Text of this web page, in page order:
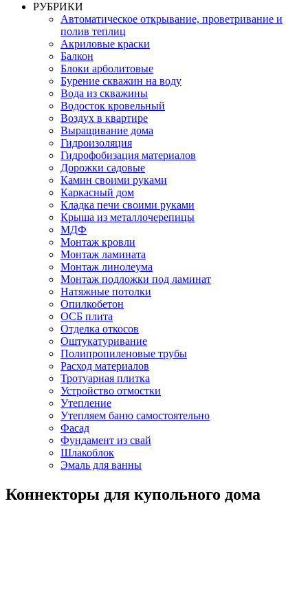
РУБРИКИ
Автоматическое открывание, проветривание и
полив теплиц
Акриловые краски
Балкон
Блоки арболитовые
Бурение скважин на воду
Вода из скважины
Водосток кровельный
Воздух в квартире
Выращивание дома
Гидроизоляция
Гидрофобизация материалов
Дорожки садовые
Камин своими руками
Каркасный дом
Кладка печи своими руками
Крыша из металлочерепицы
МДФ
Монтаж кровли
Монтаж ламината
Монтаж линолеума
Монтаж подложки под ламинат
Натяжные потолки
Опилкобетон
ОСБ плита
Отделка откосов
Оштукатуривание
Полипропиленовые трубы
Расход материалов
Тротуарная плитка
Устройство отмостки
Утепление
Утепляем баню самостоятельно
Фасад
Фундамент из свай
Шлакоблок
Эмаль для ванны
Коннекторы для купольного дома